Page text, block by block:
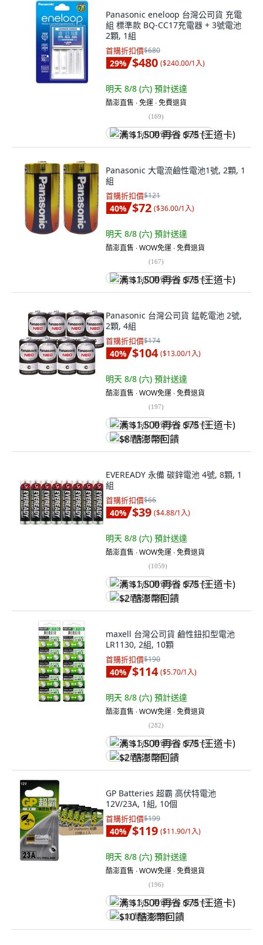
Panasonic eneloop 台灣公司貨 充電
組 標準款 BQ-CC17充電器 + 3號電池
2顆, 1組
首購折扣價$680
29% $480 ($240.00/1入)
明天 8/8 (六) 預計送達
酷澎直售 ∙ 免運 ∙ 免費退貨
(169)
满 $1,500 再省 $75 (王道卡)
Panasonic 大電流鹼性電池1號, 2顆, 1
組
首購折扣價$121
40% $72 ($36.00/1入)
明天 8/8 (六) 預計送達
酷澎直售 ∙ WOW免運 ∙ 免費退貨
(167)
满 $1,500 再省 $75 (王道卡)
Panasonic 台灣公司貨 錳乾電池 2號,
2顆, 4組
首購折扣價$174
40% $104 ($13.00/1入)
明天 8/8 (六) 預計送達
酷澎直售 ∙ WOW免運 ∙ 免費退貨
(197)
满 $1,500 再省 $75 (王道卡)
$8 酷澎幣回饋
EVEREADY 永備 碳鋅電池 4號, 8顆, 1
組
首購折扣價$66
40% $39 ($4.88/1入)
明天 8/8 (六) 預計送達
酷澎直售 ∙ WOW免運 ∙ 免費退貨
(1059)
满 $1,500 再省 $75 (王道卡)
$2 酷澎幣回饋
maxell 台灣公司貨 鹼性鈕扣型電池
LR1130, 2組, 10顆
首購折扣價$190
40% $114 ($5.70/1入)
明天 8/8 (六) 預計送達
酷澎直售 ∙ WOW免運 ∙ 免費退貨
(282)
满 $1,500 再省 $75 (王道卡)
$2 酷澎幣回饋
GP Batteries 超霸 高伏特電池
12V/23A, 1組, 10個
首購折扣價$199
40% $119 ($11.90/1入)
明天 8/8 (六) 預計送達
酷澎直售 ∙ WOW免運 ∙ 免費退貨
(196)
满 $1,500 再省 $75 (王道卡)
$10 酷澎幣回饋